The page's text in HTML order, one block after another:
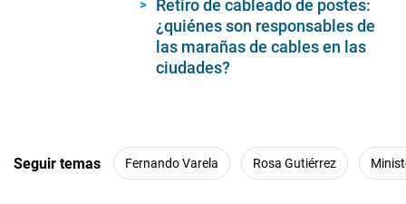
Retiro de cableado de postes:
¿quiénes son responsables de
las marañas de cables en las
ciudades?
Seguir temas Fernando Varela Rosa Gutiérrez